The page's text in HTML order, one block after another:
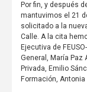
Por fin, y después
mantuvimos el 21
solicitado a la
Calle. A la cita
Ejecutiva de
General, María Paz
Privada, Emilio
Formación, Antonia